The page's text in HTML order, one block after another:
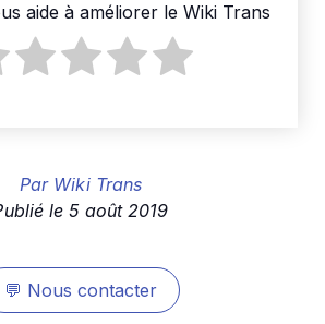
aide à améliorer le Wiki Trans
Par Wiki Trans
le 5 août 2019
💬 Nous contacter